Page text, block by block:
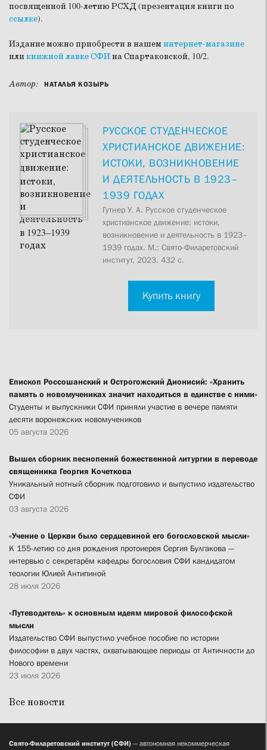
посвященной 100-летию РСХД (презентация книги по
ссылке).
Издание можно приобрести в нашеминтернет-магазине
иликнижной лавке СФИна Спартаковской, 10/2.
Автор: НАТАЛЬЯ КОЗЫРЬ
РУССКОЕ СТУДЕНЧЕСКОЕ
ХРИСТИАНСКОЕ ДВИЖЕНИЕ:
ИСТОКИ, ВОЗНИКНОВЕНИЕ
И ДЕЯТЕЛЬНОСТЬ В 1923–
1939 ГОДАХ
Гутнер У. А. Русское cтуденческое
христианское движение: истоки,
возникновение и деятельность в 1923–
1939 годах. М.: Свято-Филаретовский
институт, 2023. 432 с.
Купить книгу
Епископ Россошанский и Острогожский Дионисий: «Хранить
память о новомучениках значит находиться в единстве с ними»
Студенты и выпускники СФИ приняли участие в вечере памяти
десяти воронежских новомучеников
05 августа 2026
Вышел сборник песнопений божественной литургии в переводе
священника Георгия Кочеткова
Уникальный нотный сборник подготовило и выпустило издательство
СФИ
03 августа 2026
«Учение о Церкви было сердцевиной его богословской мысли»
К 155-летию со дня рождения протоиерея Сергия Булгакова —
интервью с секретарём кафедры богословия СФИ кандидатом
теологии Юлией Антипиной
28 июля 2026
«Путеводитель» к основным идеям мировой философской
мысли
Издательство СФИ выпустило учебное пособие по истории
философии в двух частях, охватывающее периоды от Античности до
Нового времени
23 июля 2026
Все новости
Свято-Филаретовский институт (СФИ) — автономная некоммерческая